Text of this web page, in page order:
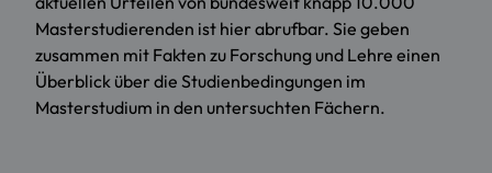
Masterstudierenden ist hier abrufbar. Sie geben
zusammen mit Fakten zu Forschung und Lehre einen
Überblick über die Studienbedingungen im
Masterstudium in den untersuchten Fächern.